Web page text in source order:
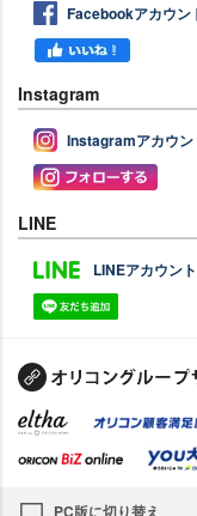
Facebookアカウン
Instagram
Instagramアカウン
LINE
LINEアカウン
PC版に切り替え